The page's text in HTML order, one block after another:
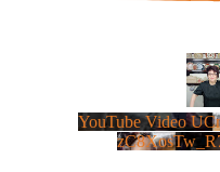
YouTube Video